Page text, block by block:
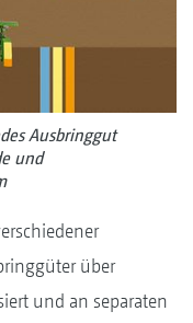
Ausbringgut
und
über
und an separaten